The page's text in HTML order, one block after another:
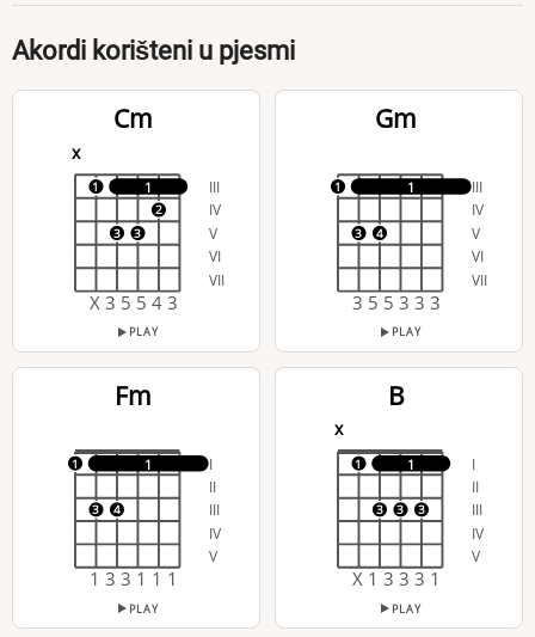
Akordi korišteni u pjesmi
Cm
x
III
IV
V
VI
VII
1
1
3 3
2
X 3 5 5 4 3
PLAY
Gm
III
IV
V
VI
VII
1
1
3 4
3 5 5 3 3 3
PLAY
Fm
I
II
III
IV
V
1
1
3 4
1 3 3 1 1 1
PLAY
B
x
I
II
III
IV
V
1
1
3 3 3
X 1 3 3 3 1
PLAY